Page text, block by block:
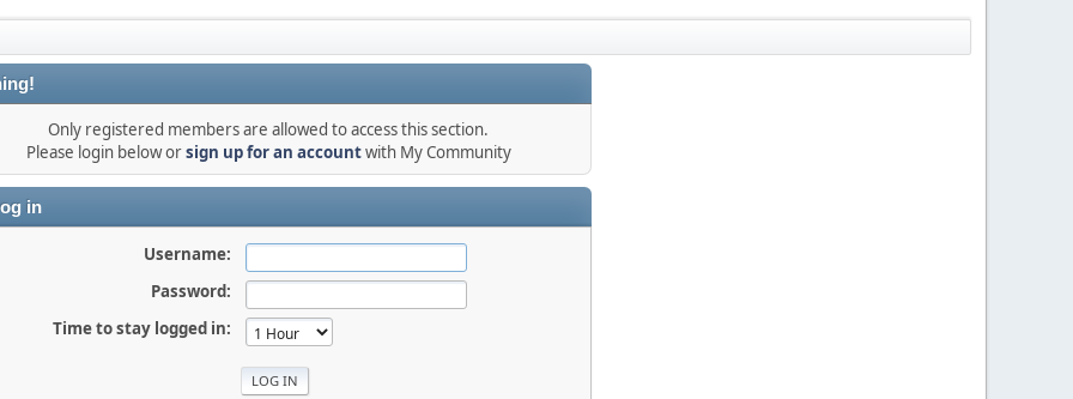
Only registered members are allowed to access this section.
Please login below orsign up for an accountwith My Community
in
Username:
Password:
Time to stay logged in: